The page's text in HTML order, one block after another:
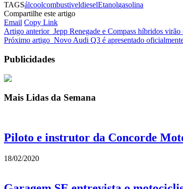
TAGSálcoolcombustiveldieselEtanolgasolina
Compartilhe este artigo
Email Copy Link
Artigo anterior Jepp Renegade e Compass híbridos
Próximo artigo Novo Audi Q3 é apresentado
Publicidades
Mais Lidas da Semana
Piloto e instrutor da Concorde
18/02/2020